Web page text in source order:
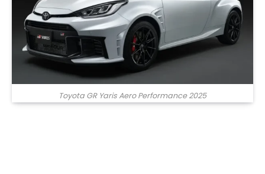
Toyota GR Yaris Aero Performance 2025